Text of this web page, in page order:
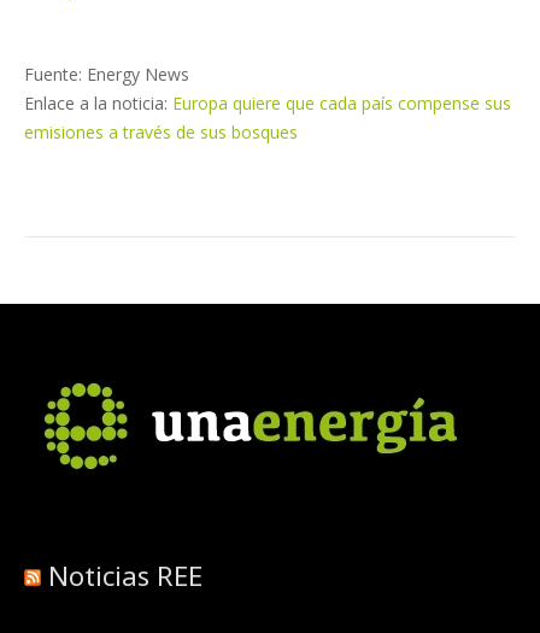
Fuente: Energy News
Enlace a la noticia: Europa quiere que cada país compense sus
emisiones a través de sus bosques
Noticias REE